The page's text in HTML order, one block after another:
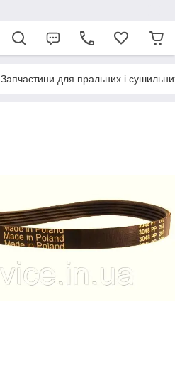
Запчастини для пральних і